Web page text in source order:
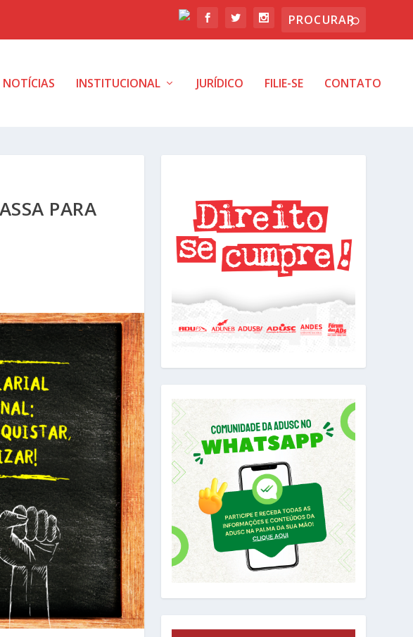
NOTÍCIAS INSTITUCIONAL JURÍDICO FILIE-SE CONTATO
PARA